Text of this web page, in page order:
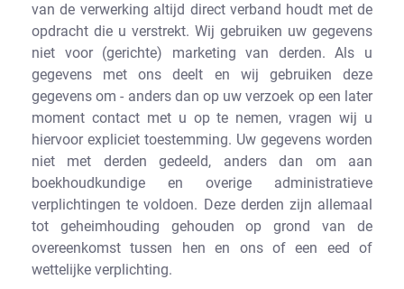
van de verwerking altijd direct verband houdt met de
opdracht die u verstrekt. Wij gebruiken uw gegevens
niet voor (gerichte) marketing van derden. Als u
gegevens met ons deelt en wij gebruiken deze
gegevens om - anders dan op uw verzoek op een later
moment contact met u op te nemen, vragen wij u
hiervoor expliciet toestemming. Uw gegevens worden
niet met derden gedeeld, anders dan om aan
boekhoudkundige en overige administratieve
verplichtingen te voldoen. Deze derden zijn allemaal
tot geheimhouding gehouden op grond van de
overeenkomst tussen hen en ons of een eed of
wettelijke verplichting.